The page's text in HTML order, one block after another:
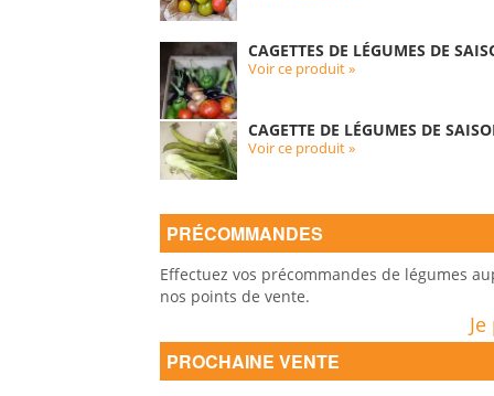
CAGETTES DE LÉGUMES DE
Voir ce produit »
CAGETTE DE LÉGUMES DE
Voir ce produit »
PRÉCOMMANDES
Effectuez vos précommandes de légumes
nos points de vente.
PROCHAINE VENTE